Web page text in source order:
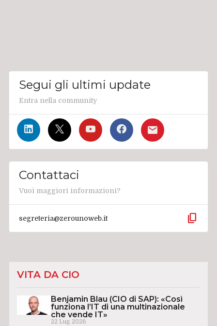
Segui gli ultimi update
Entra nella community
Contattaci
Vuoi maggiori informazioni?
segreteria@zerounoweb.it content_copy
VITA DA CIO
Benjamin Blau (CIO di SAP): «Così
funziona l’IT di una multinazionale
che vende IT»
22 Lug 2026